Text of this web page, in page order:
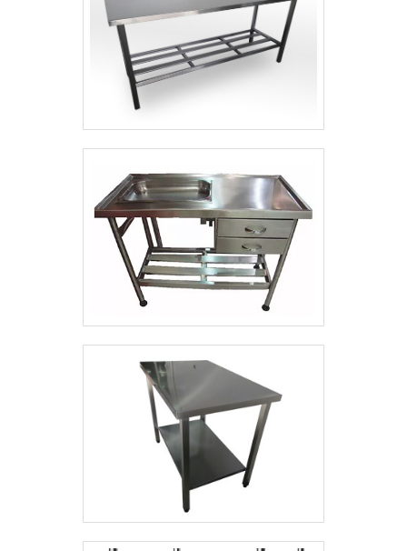
satisfação da venda à entrega final, com
foco total na qualidade. O time tem
especialistas dedicados a oferecer um
atendimento completo. EFICIÊNCIA E
QUALIDADE COMPROVADANa GMT Inox
segmento quando o assunto for criação e
venda de peças em inox. É possível
encontrar itens variados com tecnologia de
ponta, como barra fixa 3 níveis e biombos
com ótima qualidade e assertividade.Para
uma maior satisfação dos clientes, a
empresa busca investir nos melhores
profissionais do mercado e em instalações
modernas, garantindo assim a sua
confiança e boa cotação no mercado. A
GMT Inox é uma empresa que tem se
destacado da concorrência pela idoneidade
em tudo que faz, garantindo a melhor
experiência de todos os clientes. Saiba mais
informações solicitando um orçamento sem